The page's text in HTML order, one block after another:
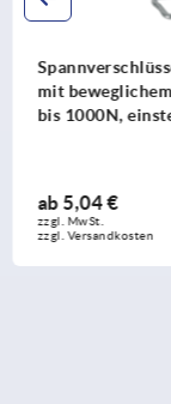
mit
bis 1000N,
ab 5,04 €
zzgl. MwSt.
zzgl. Versandkosten